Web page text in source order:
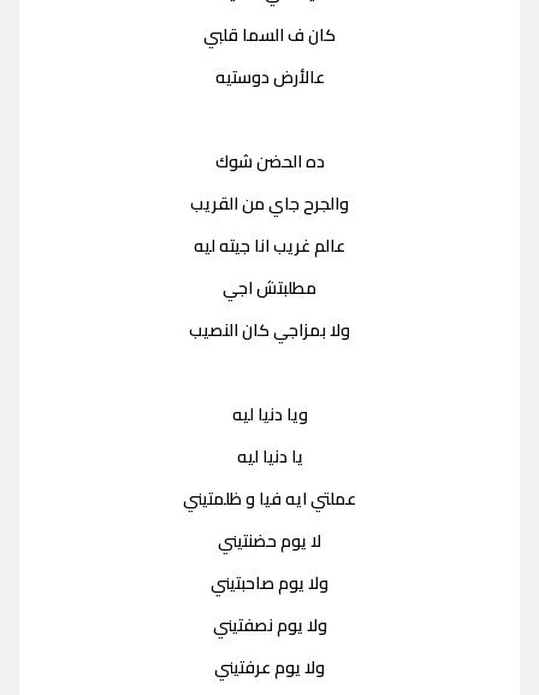
كان ف السما قلبي
عالأرض دوستيه
ده الحضن شوك
والجرح جاي من القريب
عالم غريب انا جيته ليه
مطلبتش اجي
ولا بمزاجي كان النصيب
ويا دنيا ليه
يا دنيا ليه
عملتي ايه فيا و ظلمتيني
لا يوم حضنتيني
ولا يوم صاحبتيني
ولا يوم نصفتيني
ولا يوم عرفتيني